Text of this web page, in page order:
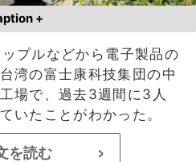
+
プルなどから電子製品の
湾の富士康科技集団の中
場で、過去3週間に3人
いたことがわかった。
を読む >